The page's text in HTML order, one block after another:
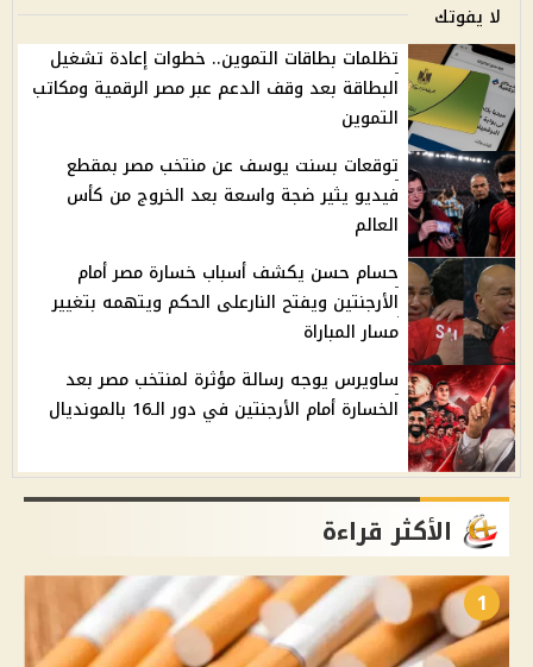
لا يفوتك
تظلمات بطاقات التموين.. خطوات إعادة تشغيل
البطاقة بعد وقف الدعم عبر مصر الرقمية ومكاتب
التموين
توقعات بسنت يوسف عن منتخب مصر بمقطع
فيديو يثير ضجة واسعة بعد الخروج من كأس
العالم
حسام حسن يكشف أسباب خسارة مصر أمام
الأرجنتين ويفتح النارعلى الحكم ويتهمه بتغيير
مسار المباراة
ساويرس يوجه رسالة مؤثرة لمنتخب مصر بعد
الخسارة أمام الأرجنتين في دور الـ16 بالمونديال
الأكثر قراءة
1